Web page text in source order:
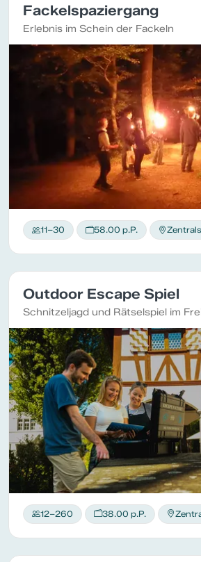
Fackelspaziergang
Erlebnis im Schein der Fackeln
11–30 58.00 p.P.
Outdoor Escape Spiel
Schnitzeljagd und Rätselspiel im
12–260 38.00 p.P.